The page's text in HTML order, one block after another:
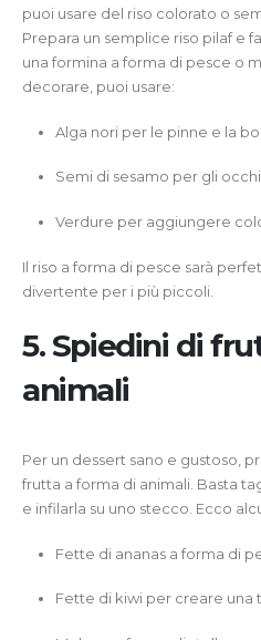
puoi usare del riso colorato o
Prepara un semplice riso pilaf e
una formina a forma di pesce o
decorare, puoi usare:
Alga nori per le pinne e la
Semi di sesamo per gli occhi
Verdure per aggiungere
Il riso a forma di pesce sarà
divertente per i più piccoli.
5. Spiedini di
animali
Per un dessert sano e gustoso,
frutta a forma di animali. Basta
e infilarla su uno stecco. Ecco
Fette di ananas a forma di
Fette di kiwi per creare una